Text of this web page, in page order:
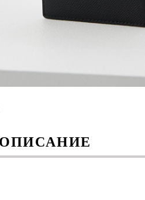
ОПИСАНИЕ